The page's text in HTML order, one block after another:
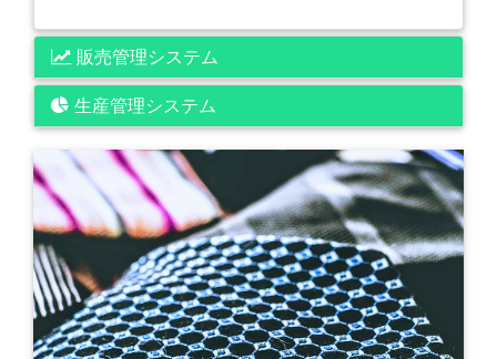
販売管理システム
生産管理システム